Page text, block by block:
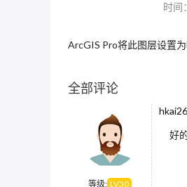
时间
ArcGIS Pro将此图层设置
全部评论
等级: LV30
好